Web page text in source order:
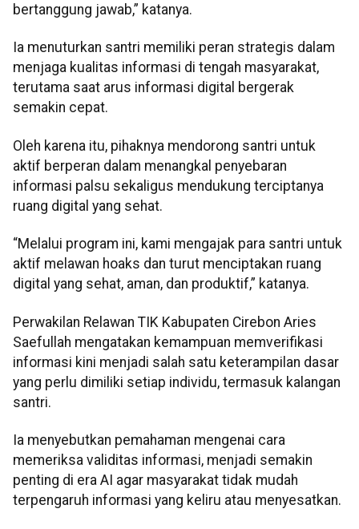
bertanggung jawab,” katanya.
Ia menuturkan santri memiliki peran strategis dalam
menjaga kualitas informasi di tengah masyarakat,
terutama saat arus informasi digital bergerak
semakin cepat.
Oleh karena itu, pihaknya mendorong santri untuk
aktif berperan dalam menangkal penyebaran
informasi palsu sekaligus mendukung terciptanya
ruang digital yang sehat.
“Melalui program ini, kami mengajak para santri untuk
aktif melawan hoaks dan turut menciptakan ruang
digital yang sehat, aman, dan produktif,” katanya.
Perwakilan Relawan TIK Kabupaten Cirebon Aries
Saefullah mengatakan kemampuan memverifikasi
informasi kini menjadi salah satu keterampilan dasar
yang perlu dimiliki setiap individu, termasuk kalangan
santri.
Ia menyebutkan pemahaman mengenai cara
memeriksa validitas informasi, menjadi semakin
penting di era AI agar masyarakat tidak mudah
terpengaruh informasi yang keliru atau menyesatkan.